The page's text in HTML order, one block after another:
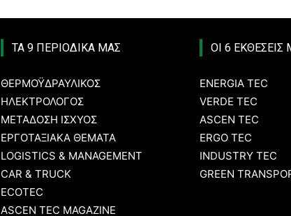
ΤΑ 9 ΠΕΡΙΟΔΙΚΑ ΜΑΣ
ΘΕΡΜΟΫΔΡΑΥΛΙΚΟΣ
ΗΛΕΚΤΡΟΛΟΓΟΣ
ΜΕΤΑΔΟΣΗ ΙΣΧΥΟΣ
ΕΡΓΟΤΑΞΙΑΚΑ ΘΕΜΑΤΑ
LOGISTICS & MANAGEMENT
CAR & TRUCK
ECOTEC
ASCEN TEC MAGAZINE
ΟΙ 6 ΕΚΘΕΣΕΙΣ
ENERGIA TEC
VERDE TEC
ASCEN TEC
ERGO TEC
INDUSTRY TEC
GREEN